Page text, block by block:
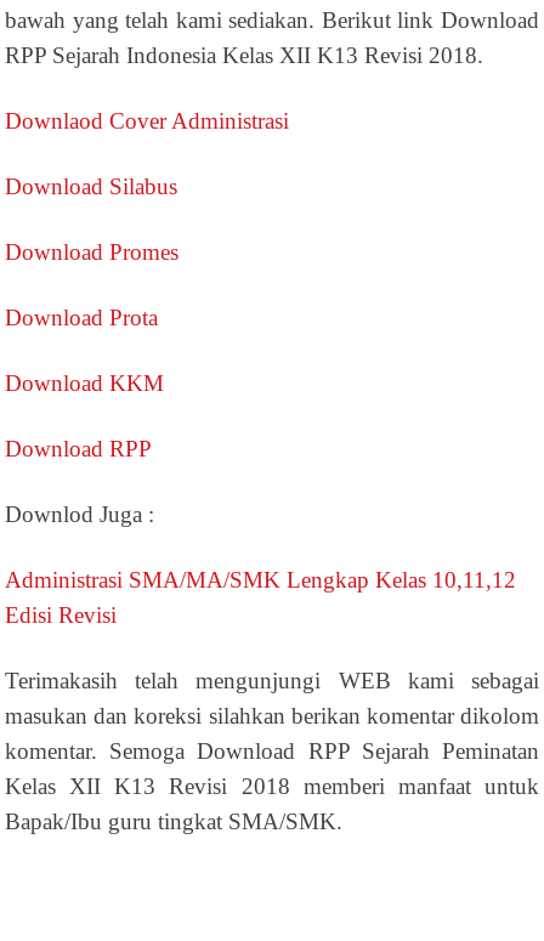
bawah yang telah kami sediakan. Berikut link Download
RPP Sejarah Indonesia Kelas XII K13 Revisi 2018.
Downlaod Cover Administrasi
Download Silabus
Download Promes
Download Prota
Download KKM
Download RPP
Downlod Juga :
Administrasi SMA/MA/SMK Lengkap Kelas 10,11,12
Edisi Revisi
Terimakasih telah mengunjungi WEB kami sebagai
masukan dan koreksi silahkan berikan komentar dikolom
komentar. Semoga Download RPP Sejarah Peminatan
Kelas XII K13 Revisi 2018 memberi manfaat untuk
Bapak/Ibu guru tingkat SMA/SMK.